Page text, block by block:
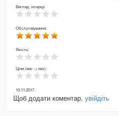
Вигляд, інтерєр:
Обслуговування:
Якість:
Ціни (вис -> низ):
10.11.2017
Щоб додати коментар, увійдіть